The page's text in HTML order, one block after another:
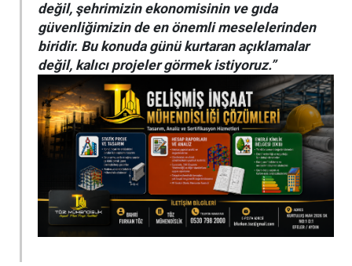
değil, şehrimizin ekonomisinin ve gıda
güvenliğimizin de en önemli meselelerinden
biridir. Bu konuda günü kurtaran açıklamalar
değil, kalıcı projeler görmek istiyoruz.”